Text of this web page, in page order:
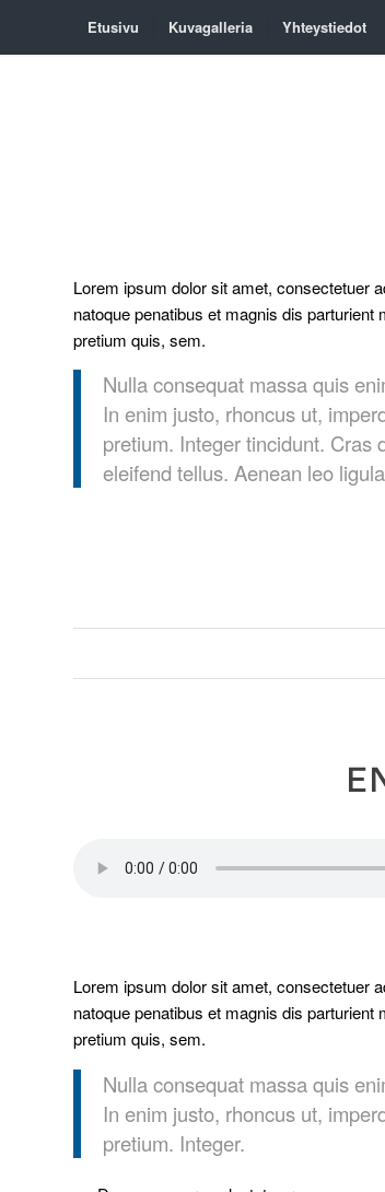
Etusivu Kuvagalleria Yhteystiedot
Lorem ipsum dolor sit amet, consectetuer
natoque penatibus et magnis dis
pretium quis, sem.
Nulla consequat massa quis
In enim justo, rhoncus ut,
pretium. Integer tincidunt. Cras
eleifend tellus. Aenean leo
Lorem ipsum dolor sit amet, consectetuer
natoque penatibus et magnis dis
pretium quis, sem.
Nulla consequat massa quis
In enim justo, rhoncus ut,
pretium. Integer.